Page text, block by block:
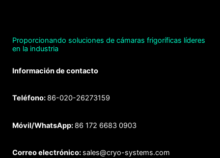
Proporcionando soluciones de cámaras frigoríficas líderes
en la industria
Información de contacto
Teléfono: 86-020-26273159
Móvil/WhatsApp: 86 172 6683 0903
Correo electrónico: sales@cryo-systems.com